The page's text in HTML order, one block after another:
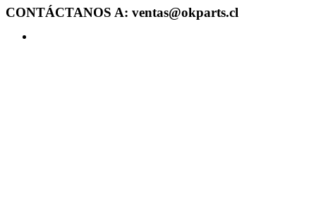
CONTÁCTANOS A: ventas@okparts.cl